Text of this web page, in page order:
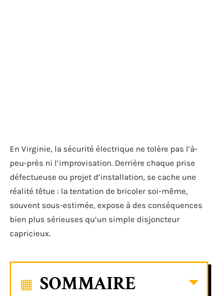
En Virginie, la sécurité électrique ne tolère pas l’à-
peu-près ni l’improvisation. Derrière chaque prise
défectueuse ou projet d’installation, se cache une
réalité têtue : la tentation de bricoler soi-même,
souvent sous-estimée, expose à des conséquences
bien plus sérieuses qu’un simple disjoncteur
capricieux.
SOMMAIRE